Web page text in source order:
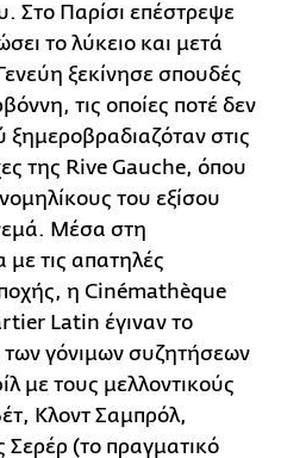
Στο Παρίσι επέστρεψε
το λύκειο και μετά
ξεκίνησε σπουδές
τις οποίες ποτέ δεν
στις
της Rive Gauche, όπου
του εξίσου
Μέσα στη
με τις απατηλές
η Cinémathèque
Latin έγιναν το
γόνιμων συζητήσεων
με τους μελλοντικούς
Κλοντ Σαμπρόλ,
(το πραγματικό